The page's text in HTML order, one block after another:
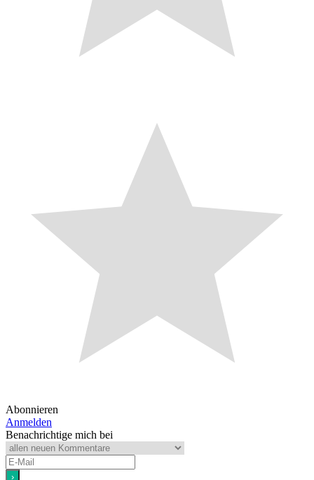
Abonnieren
Anmelden
Benachrichtige mich bei